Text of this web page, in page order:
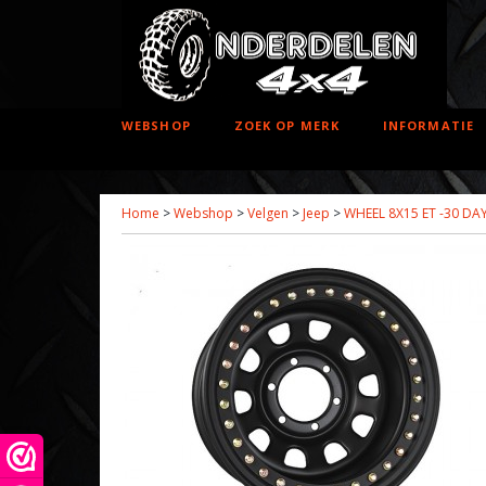
WEBSHOP ZOEK OP MERK INFORMATIE
Home >Webshop >Velgen > Jeep >WHEEL 8X15 ET -30